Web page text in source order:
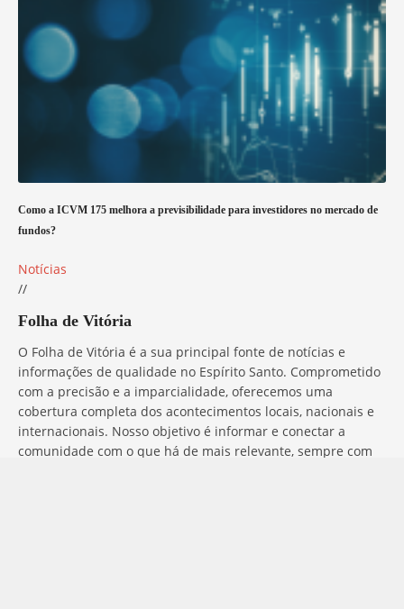
Como a ICVM 175 melhora a previsibilidade para investidores no mercado de
fundos?
Notícias
//
Folha de Vitória
O Folha de Vitória é a sua principal fonte de notícias e
informações de qualidade no Espírito Santo. Comprometido
com a precisão e a imparcialidade, oferecemos uma
cobertura completa dos acontecimentos locais, nacionais e
internacionais. Nosso objetivo é informar e conectar a
comunidade com o que há de mais relevante, sempre com